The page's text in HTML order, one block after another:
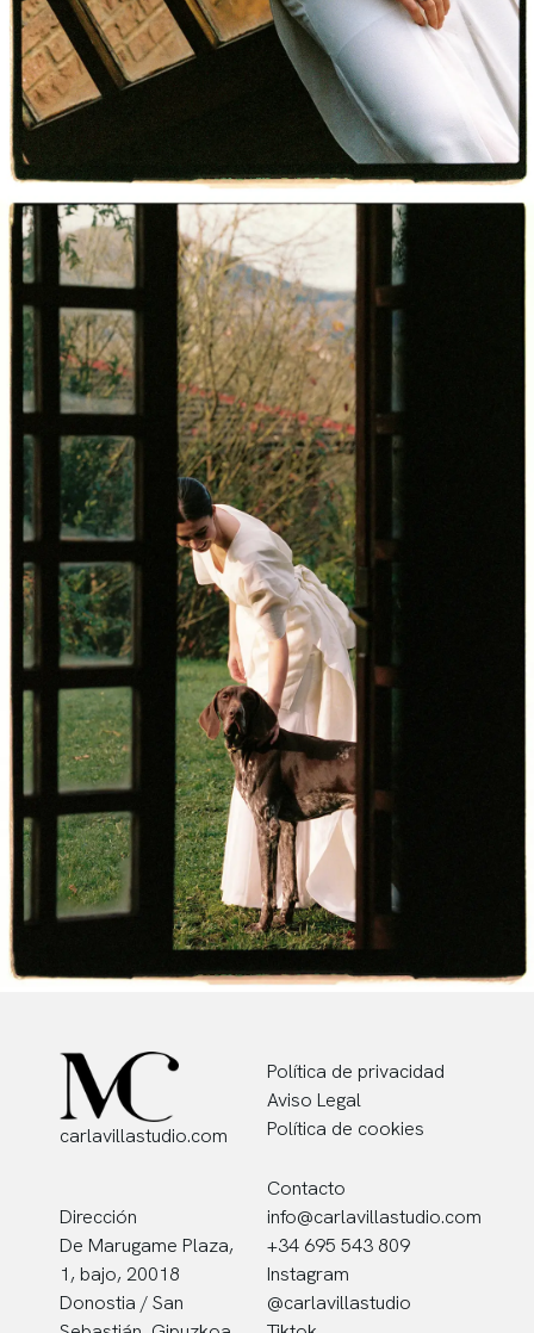
carlavillastudio.com
Política de privacidad
Aviso Legal
Política de cookies
Dirección
De Marugame Plaza,
1, bajo, 20018
Donostia / San
Contacto
info@carlavillastudio.com
+34 695 543 809
Instagram
@carlavillastudio